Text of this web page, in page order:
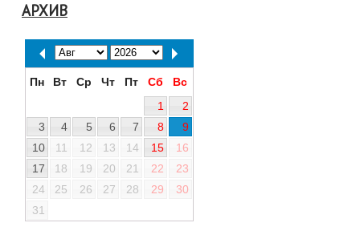
АРХИВ
Пн Вт Ср Чт Пт Сб
Вс
1
2
3
4 5 6 7 8
9
10
11 12 13 14 15
16
17
18 19 20 21 22
23
24
25 26 27 28 29
30
31